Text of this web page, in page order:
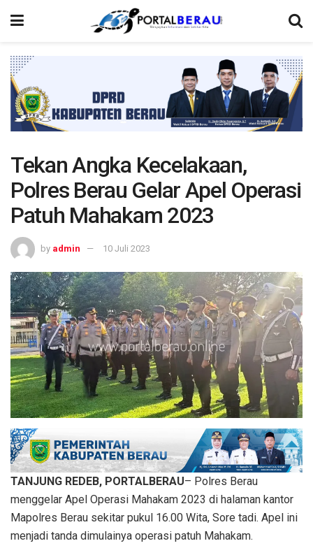
Tekan Angka Kecelakaan,
Polres Berau Gelar Apel Operasi
Patuh Mahakam 2023
by admin 10 Juli 2023
TANJUNG REDEB, PORTALBERAU– Polres Berau
menggelar Apel Operasi Mahakam 2023 di halaman kantor
Mapolres Berau sekitar pukul 16.00 Wita, Sore tadi. Apel ini
menjadi tanda dimulainya operasi patuh Mahakam.